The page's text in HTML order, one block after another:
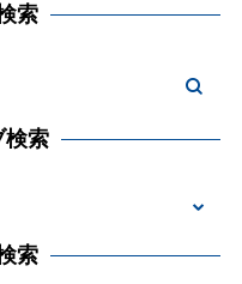
索
検索
索